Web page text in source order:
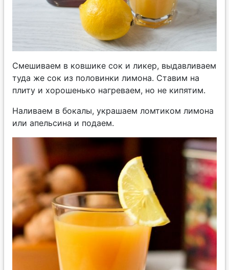
Смешиваем в ковшике сок и ликер, выдавливаем
туда же сок из половинки лимона. Ставим на
плиту и хорошенько нагреваем, но не кипятим.
Наливаем в бокалы, украшаем ломтиком лимона
или апельсина и подаем.